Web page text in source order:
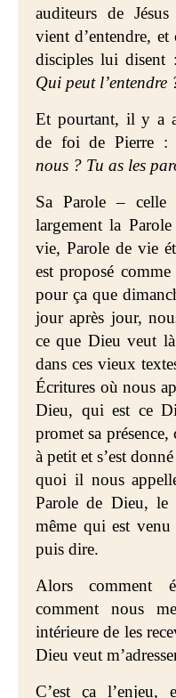
auditeurs de
vient d’entendre, et
disciples lui disent :
Qui peut l’entendre
Et pourtant, il y a
de foi de Pierre :
nous ? Tu as les
Sa Parole –
largement la
vie, Parole de vie
est proposé
pour ça que
jour après jour,
ce que Dieu veut
dans ces vieux
Écritures où nous
Dieu, qui est ce
promet sa
à petit et s’est
quoi il nous
Parole de Dieu,
même qui est
puis dire.
Alors comment
comment nous
intérieure de les
Dieu veut
C’est ça l’enjeu,